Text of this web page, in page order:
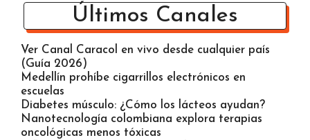
Últimos Canales
Ver Canal Caracol en vivo desde cualquier país
(Guía 2026)
Medellín prohíbe cigarrillos electrónicos en
escuelas
Diabetes músculo: ¿Cómo los lácteos ayudan?
Nanotecnología colombiana explora terapias
oncológicas menos tóxicas